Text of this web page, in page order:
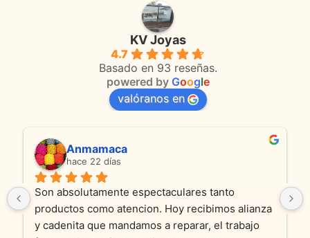
KV Joyas
4.7
Basado en 93 reseñas.
powered by Google
valóranos en
Anmamaca
hace 22 días
Son absolutamente espectaculares tanto
productos como atencion. Hoy recibimos alianza
y cadenita que mandamos a reparar, el trabajo